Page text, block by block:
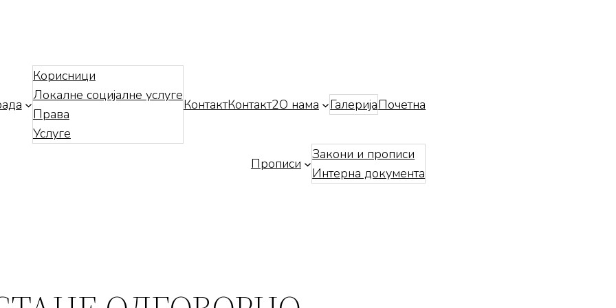
Корисници
Локалне социјалне услуге
Права
Услуге
КонтактКонтакт2О нама ГалеријаПочетна
Прописи
Закони и прописи
Интерна документа